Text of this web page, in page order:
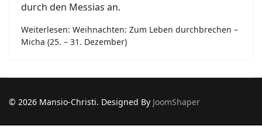
durch den Messias an.
Weiterlesen: Weihnachten: Zum Leben durchbrechen –
Micha (25. – 31. Dezember)
© 2026 Mansio-Christi. Designed By JoomShaper